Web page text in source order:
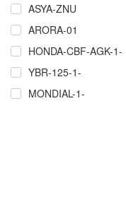
ASYA-ZNU
ARORA-01
HONDA-CBF-AGK-1-
YBR-125-1-
MONDIAL-1-
ÇELIK-CRW-